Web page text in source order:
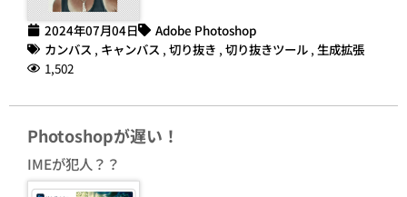
2024年07月04日
Adobe Photoshop
カンバス , キャンバス , 切り抜き , 切り抜きツール , 生成拡張
1,502
Photoshopが遅い！
IMEが犯人？？